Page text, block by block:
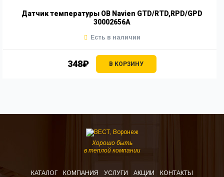
Датчик температуры ОВ Navien GTD/RTD,RPD/GPD
30002656A
348₽ В КОРЗИНУ
Есть в наличии
Хорошо быть
в теплой компании
КАТАЛОГ КОМПАНИЯ УСЛУГИ АКЦИИ КОНТАКТЫ